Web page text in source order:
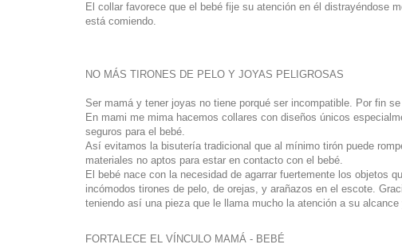
El collar favorece que el bebé fije su atención en él distrayéndose
está comiendo.
NO MÁS TIRONES DE PELO Y JOYAS PELIGROSAS
Ser mamá y tener joyas no tiene porqué ser incompatible. Por fin
En mami me mima hacemos collares con diseños únicos
seguros para el bebé.
Así evitamos la bisutería tradicional que al mínimo tirón puede
materiales no aptos para estar en contacto con el bebé.
El bebé nace con la necesidad de agarrar fuertemente los objetos
incómodos tirones de pelo, de orejas, y arañazos en el escote.
teniendo así una pieza que le llama mucho la atención a su
FORTALECE EL VÍNCULO MAMÁ - BEBÉ